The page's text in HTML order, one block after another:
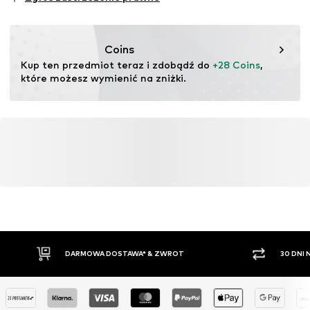
Dyscypliny sportowe: Lifestyle
Coins
Kup ten przedmiot teraz i zdobądź do +28 Coins,
które możesz wymienić na zniżki.
DARMOWA DOSTAWA* & ZWROT 30 DNI